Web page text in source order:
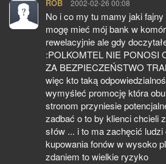
ROB pisze:
2002-02-26 00:08
No i co my tu mamy jaki
mogę mieć mój bank w
rewelacyjnie ale gdy
:POLKOMTEL NIE PONOSI
ZA BEZPIECZEŃSTWO
więc kto taką
wymyśleć promocję która
stronom przyniesie
zadbać o to by klienci chcieli
słów ... i to ma zachęcić ludzi
kupowania fonów w wysoko
zdaniem to wielkie ryzyko